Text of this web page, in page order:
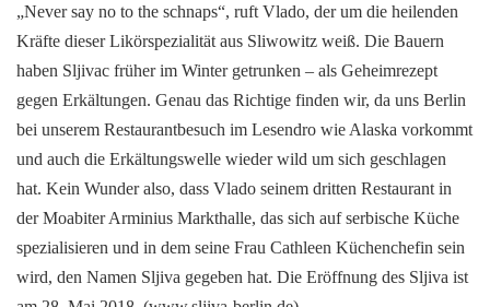
„Never say no to the schnaps“, ruft Vlado, der um die heilenden
Kräfte dieser Likörspezialität aus Sliwowitz weiß. Die Bauern
haben Sljivac früher im Winter getrunken – als Geheimrezept
gegen Erkältungen. Genau das Richtige finden wir, da uns Berlin
bei unserem Restaurantbesuch im Lesendro wie Alaska vorkommt
und auch die Erkältungswelle wieder wild um sich geschlagen
hat. Kein Wunder also, dass Vlado seinem dritten Restaurant in
der Moabiter Arminius Markthalle, das sich auf serbische Küche
spezialisieren und in dem seine Frau Cathleen Küchenchefin sein
wird, den Namen Sljiva gegeben hat. Die Eröffnung des Sljiva ist